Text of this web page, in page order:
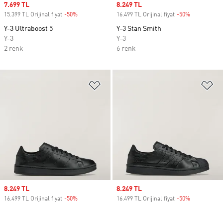
Sale price
7.699 TL
15.399 TL Orijinal fiyat -50%
Y-3 Ultraboost 5
Y-3
2 renk
Sale price
8.249 TL
16.499 TL Orijinal fiyat -50%
Y-3 Stan Smith
Y-3
6 renk
Sale price
8.249 TL
16.499 TL Orijinal fiyat -50%
Sale price
8.249 TL
16.499 TL Orijinal fiyat -50%